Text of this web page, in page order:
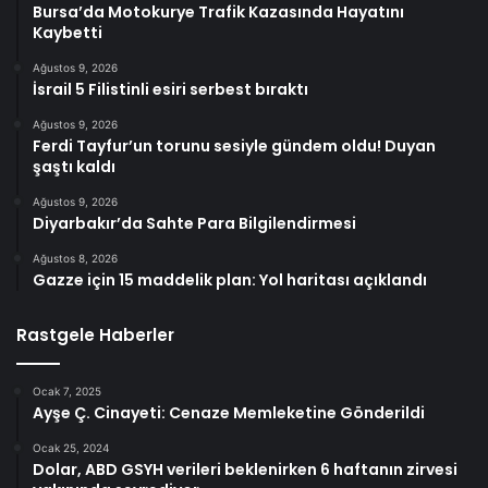
Bursa’da Motokurye Trafik Kazasında Hayatını
Kaybetti
Ağustos 9, 2026
İsrail 5 Filistinli esiri serbest bıraktı
Ağustos 9, 2026
Ferdi Tayfur’un torunu sesiyle gündem oldu! Duyan
şaştı kaldı
Ağustos 9, 2026
Diyarbakır’da Sahte Para Bilgilendirmesi
Ağustos 8, 2026
Gazze için 15 maddelik plan: Yol haritası açıklandı
Rastgele Haberler
Ocak 7, 2025
Ayşe Ç. Cinayeti: Cenaze Memleketine Gönderildi
Ocak 25, 2024
Dolar, ABD GSYH verileri beklenirken 6 haftanın zirvesi